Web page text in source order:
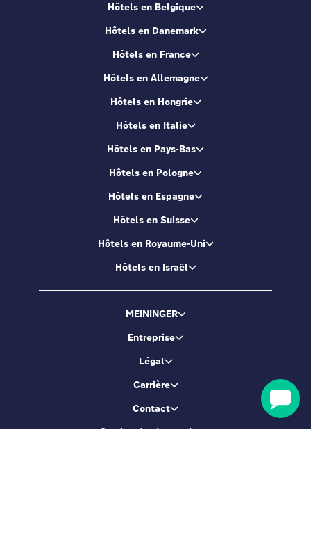
Hôtels en Belgique
Hôtels en Danemark
Hôtels en France
Hôtels en Allemagne
Hôtels en Hongrie
Hôtels en Italie
Hôtels en Pays-Bas
Hôtels en Pologne
Hôtels en Espagne
Hôtels en Suisse
Hôtels en Royaume-Uni
Hôtels en Israël
MEININGER
Entreprise
Légal
Carrière
Contact
Service de réservation